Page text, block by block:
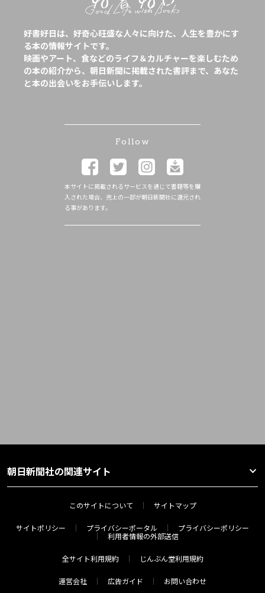
好書好日は、好奇心旺盛な人々に向けた、人生を豊かにす
る本の情報サイトです。
映画やアート、食などのライフ＆カルチャーを楽しむため
の本の紹介から、朝日新聞に掲載された書評まで、あなた
と本の出会いをお手伝いします。
Follow
本サイトに掲載されるサービスを通じて書籍等を購
入された場合、売上の一部が朝日新聞社に還元され
る事があります。
朝日新聞社の関連サイト
このサイトについて サイトマップ
サイトポリシー プライバシーポータル
プライバシーポリシー
利用者情報の外部送信
全サイト利用規約 じんぶん堂利用規約
運営会社 広告ガイド お問い合わせ